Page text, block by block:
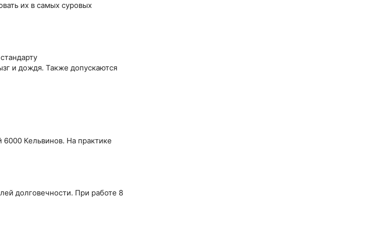
их в самых суровых
и дождя. Также допускаются
Кельвинов. На практике
долговечности. При работе 8